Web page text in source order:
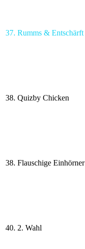
37. Rumms & Entschärft
38. Quizby Chicken
38. Flauschige Einhörner
40. 2. Wahl